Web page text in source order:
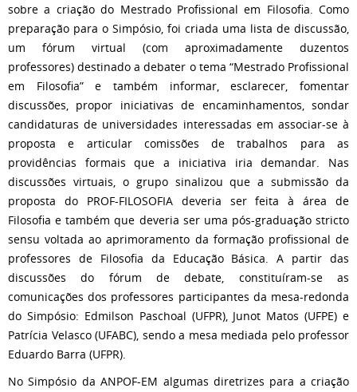
sobre a criação do Mestrado Profissional em Filosofia. Como
preparação para o Simpósio, foi criada uma lista de discussão,
um fórum virtual (com aproximadamente duzentos
professores) destinado a debater o tema “Mestrado Profissional
em Filosofia” e também informar, esclarecer, fomentar
discussões, propor iniciativas de encaminhamentos, sondar
candidaturas de universidades interessadas em associar-se à
proposta e articular comissões de trabalhos para as
providências formais que a iniciativa iria demandar. Nas
discussões virtuais, o grupo sinalizou que a submissão da
proposta do PROF-FILOSOFIA deveria ser feita à área de
Filosofia e também que deveria ser uma pós-graduação stricto
sensu voltada ao aprimoramento da formação profissional de
professores de Filosofia da Educação Básica. A partir das
discussões do fórum de debate, constituíram-se as
comunicações dos professores participantes da mesa-redonda
do Simpósio: Edmilson Paschoal (UFPR), Junot Matos (UFPE) e
Patrícia Velasco (UFABC), sendo a mesa mediada pelo professor
Eduardo Barra (UFPR).
No Simpósio da ANPOF-EM algumas diretrizes para a criação